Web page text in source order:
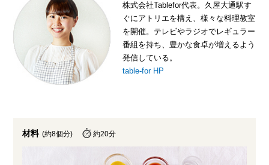
株式会社Tablefor代表。久屋大通駅す
ぐにアトリエを構え、様々な料理教室
を開催。テレビやラジオでレギュラー
番組を持ち、豊かな食卓が増えるよう
発信している。
table-for HP
材料 (約8個分) 約20分